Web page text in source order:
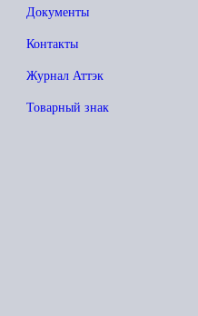
Документы
Контакты
Журнал Аттэк
Товарный знак